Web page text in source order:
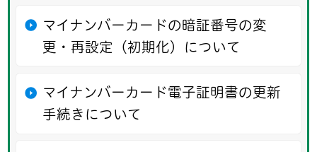
マイナンバーカードの暗証番号の変
更・再設定（初期化）について
マイナンバーカード電子証明書の更新
手続きについて